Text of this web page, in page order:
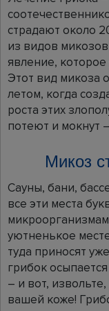
страдают около
из видов
явление,
Этот вид микоза
летом, когда
роста этих
потеют и мокнут
Микоз
Сауны, бани,
все эти места
уютненькое
туда приносят
грибок
– и вот,
вашей коже!